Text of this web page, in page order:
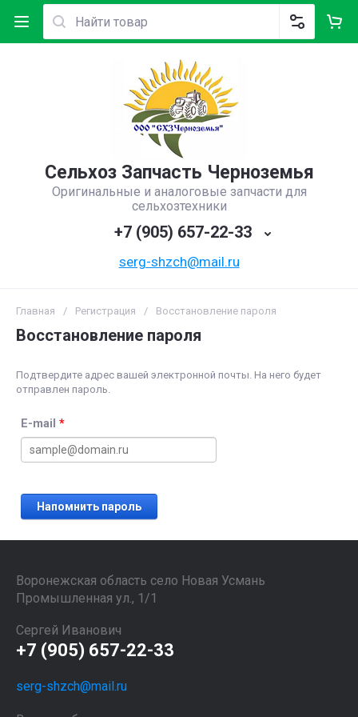
Сельхоз Запчасть Черноземья
Оригинальные и аналоговые запчасти для
сельхозтехники
+7 (905) 657-22-33
serg-shzch@mail.ru
Главная / Регистрация / Восстановление пароля
Восстановление пароля
Подтвердите адрес вашей электронной почты. На него будет
отправлен пароль.
E-mail *
Напомнить пароль
Воронежская область село Новая Усмань
Промышленная ул., 1/1
Сергей Иванович
+7 (905) 657-22-33
serg-shzch@mail.ru